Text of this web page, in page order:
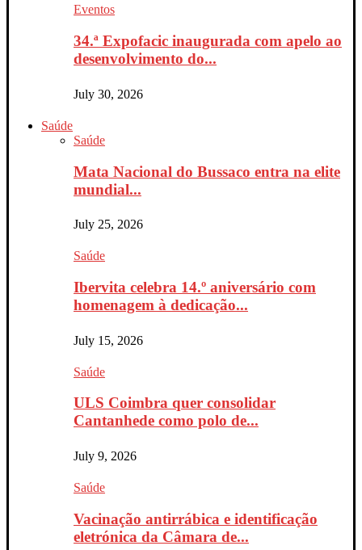
Eventos
34.ª Expofacic inaugurada com apelo ao
desenvolvimento do...
July 30, 2026
Saúde
Saúde
Mata Nacional do Bussaco entra na elite
mundial...
July 25, 2026
Saúde
Ibervita celebra 14.º aniversário com
homenagem à dedicação...
July 15, 2026
Saúde
ULS Coimbra quer consolidar
Cantanhede como polo de...
July 9, 2026
Saúde
Vacinação antirrábica e identificação
eletrónica da Câmara de...